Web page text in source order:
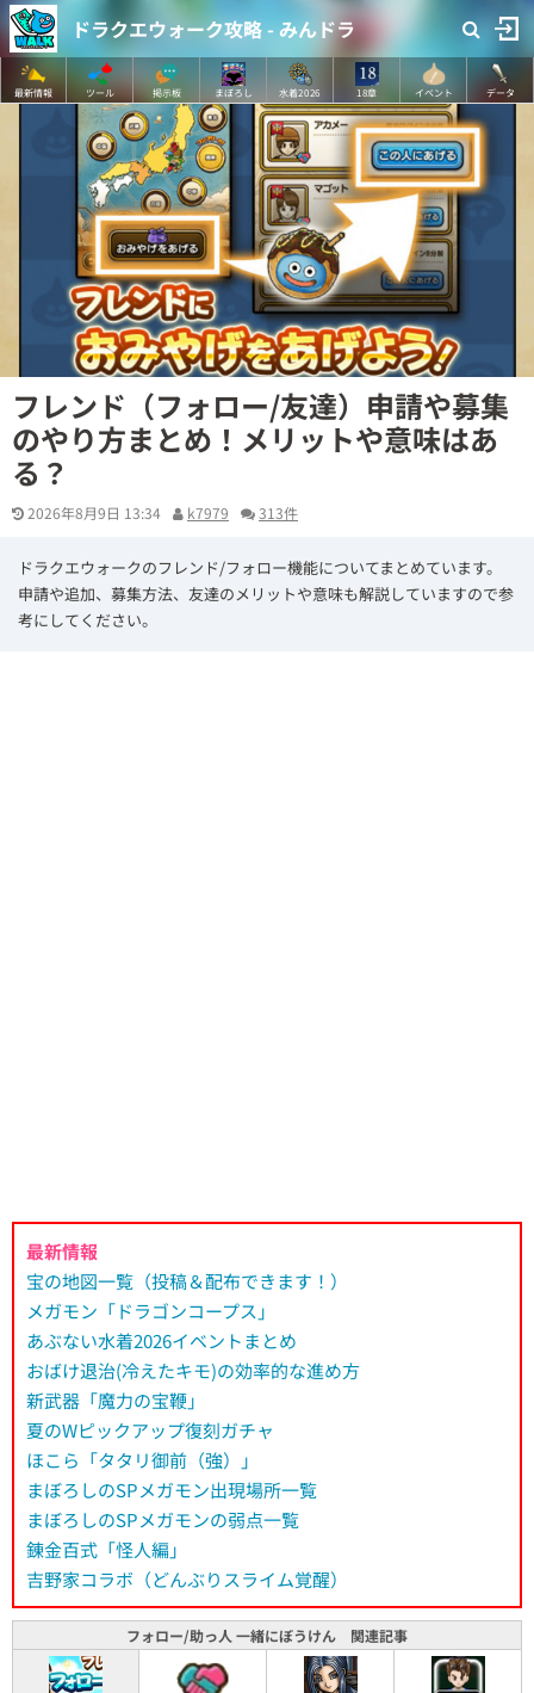
ドラクエウォーク攻略 - みんドラ
最新情報 ツール 掲示板 まぼろし 水着2026 18章 イベント データ
フレンド（フォロー/友達）申請や募集
のやり方まとめ！メリットや意味はあ
る？
2026年8月9日 13:34 k7979 313件
ドラクエウォークのフレンド/フォロー機能についてまとめています。
申請や追加、募集方法、友達のメリットや意味も解説していますので参
考にしてください。
最新情報
宝の地図一覧（投稿＆配布できます！）
メガモン「ドラゴンコープス」
あぶない水着2026イベントまとめ
おばけ退治(冷えたキモ)の効率的な進め方
新武器「魔力の宝鞭」
夏のWピックアップ復刻ガチャ
ほこら「タタリ御前（強）」
まぼろしのSPメガモン出現場所一覧
まぼろしのSPメガモンの弱点一覧
錬金百式「怪人編」
吉野家コラボ（どんぶりスライム覚醒）
フォロー/助っ人 一緒にぼうけん 関連記事